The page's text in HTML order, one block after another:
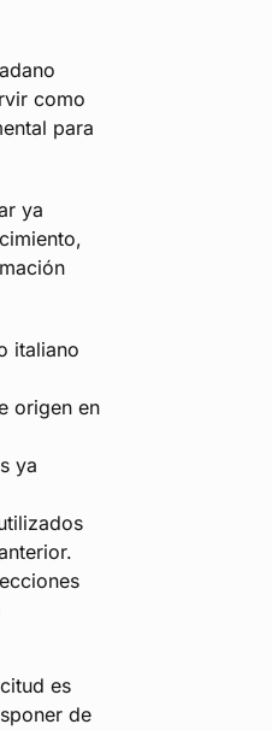
como
para
ya
italiano
origen en
ya
es
de